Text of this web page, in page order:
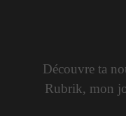
Découvre ta
Rubrik, mon